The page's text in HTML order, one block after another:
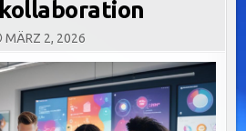
MÄRZ 2, 2026